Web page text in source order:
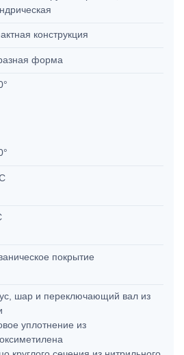
конструкция
форма
покрытие
шар и переключающий вал из
уплотнение из